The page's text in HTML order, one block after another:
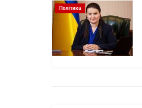
Політика